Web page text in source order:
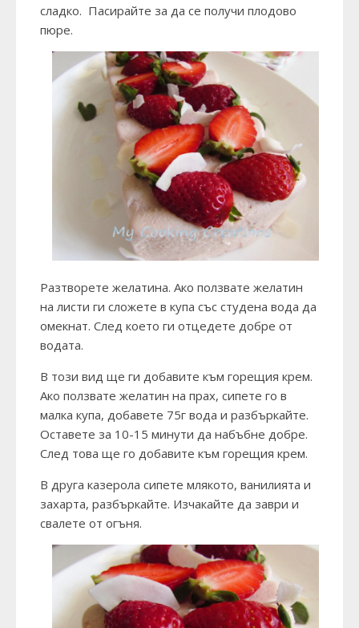
сладко. Пасирайте за да се получи плодово
пюре.
Разтворете желатина. Ако ползвате желатин
на листи ги сложете в купа със студена вода да
омекнат. След което ги отцедете добре от
водата.
В този вид ще ги добавите към горещия крем.
Ако ползвате желатин на прах, сипете го в
малка купа, добавете 75г вода и разбъркайте.
Оставете за 10-15 минути да набъбне добре.
След това ще го добавите към горещия крем.
В друга казерола сипете млякото, ванилията и
захарта, разбъркайте. Изчакайте да заври и
свалете от огъня.